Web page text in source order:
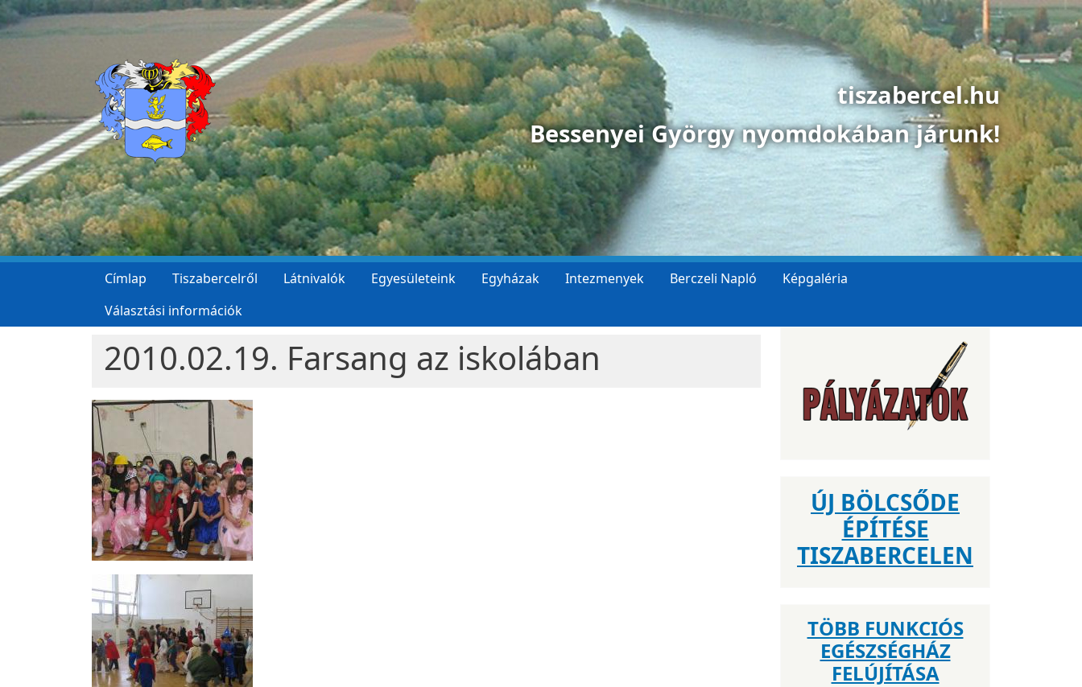
Ugrás a tartalomra
tiszabercel.hu
Bessenyei György nyomdokában járunk!
Címlap Tiszabercelről Látnivalók Egyesületeink Egyházak Intezmenyek Berczeli Napló
Képgaléria
Választási információk
2010.02.19. Farsang az iskolában
ÚJ BÖLCSŐDE
ÉPÍTÉSE
TISZABERCELEN
TÖBB FUNKCIÓS
EGÉSZSÉGHÁZ
FELÚJÍTÁSA